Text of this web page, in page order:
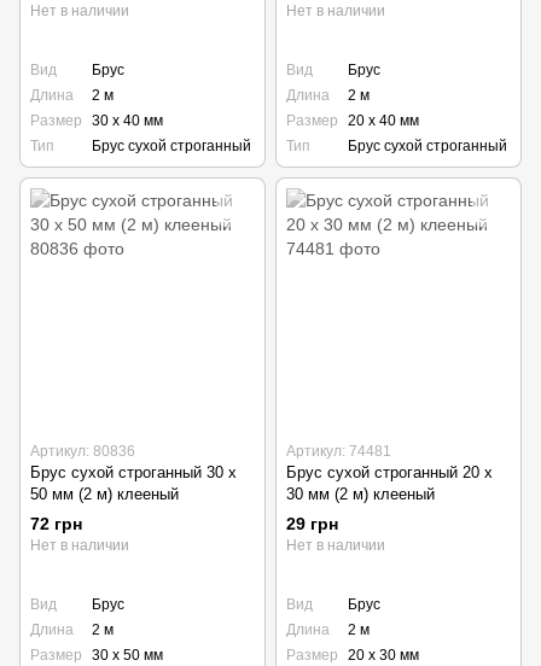
Нет в наличии
Вид
Брус
Длина
2 м
Размер
30 х 40 мм
Тип
Брус сухой строганный
Нет в наличии
Вид
Брус
Длина
2 м
Размер
20 х 40 мм
Тип
Брус сухой строганный
Артикул: 80836
Брус сухой строганный 30 х
50 мм (2 м) клееный
72 грн
Нет в наличии
Вид
Брус
Длина
2 м
Размер
30 х 50 мм
Артикул: 74481
Брус сухой строганный 20 х
30 мм (2 м) клееный
29 грн
Нет в наличии
Вид
Брус
Длина
2 м
Размер
20 х 30 мм